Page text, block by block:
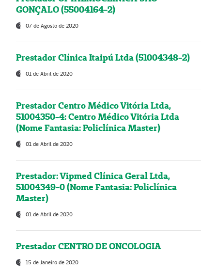
GONÇALO (55004164-2)
07 de Agosto de 2020
Prestador Clínica Itaipú Ltda (51004348-2)
01 de Abril de 2020
Prestador Centro Médico Vitória Ltda,
51004350-4: Centro Médico Vitória Ltda
(Nome Fantasia: Policlínica Master)
01 de Abril de 2020
Prestador: Vipmed Clínica Geral Ltda,
51004349-0 (Nome Fantasia: Policlínica
Master)
01 de Abril de 2020
Prestador CENTRO DE ONCOLOGIA
15 de Janeiro de 2020